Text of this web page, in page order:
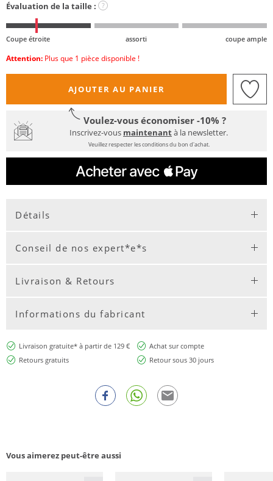
Évaluation de la taille : ?
Coupe étroite assorti coupe ample
Attention: Plus que 1 pièce disponible !
AJOUTER AU PANIER
Voulez-vous économiser -10% ?
Inscrivez-vous maintenantà la newsletter.
Veuillez respecter les conditions du bon d'achat.
Détails
Conseil de nos expert*e*s
Livraison & Retours
Informations du fabricant
Livraison gratuite* à partir de 129 €
Achat sur compte
Retours gratuits
Retour sous 30 jours
Vous aimerez peut-être aussi